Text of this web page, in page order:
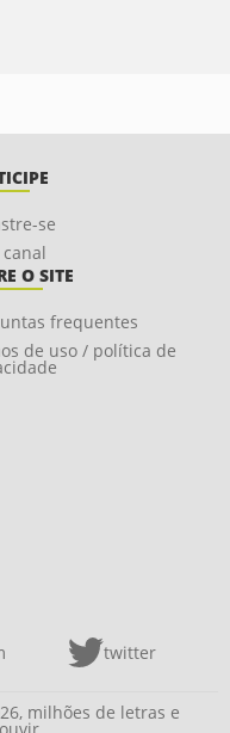
se
O SITE
frequentes
de uso / política de
twitter
milhões de letras e